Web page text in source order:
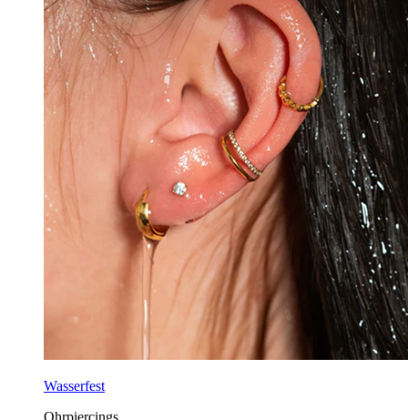
Wasserfest
Ohrpiercings